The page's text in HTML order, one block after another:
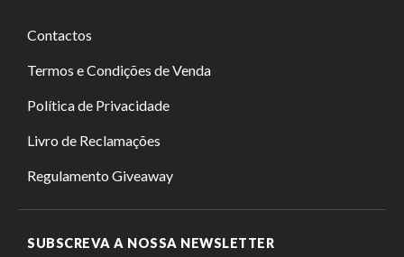
Contactos
Termos e Condições de Venda
Política de Privacidade
Livro de Reclamações
Regulamento Giveaway
SUBSCREVA A NOSSA NEWSLETTER